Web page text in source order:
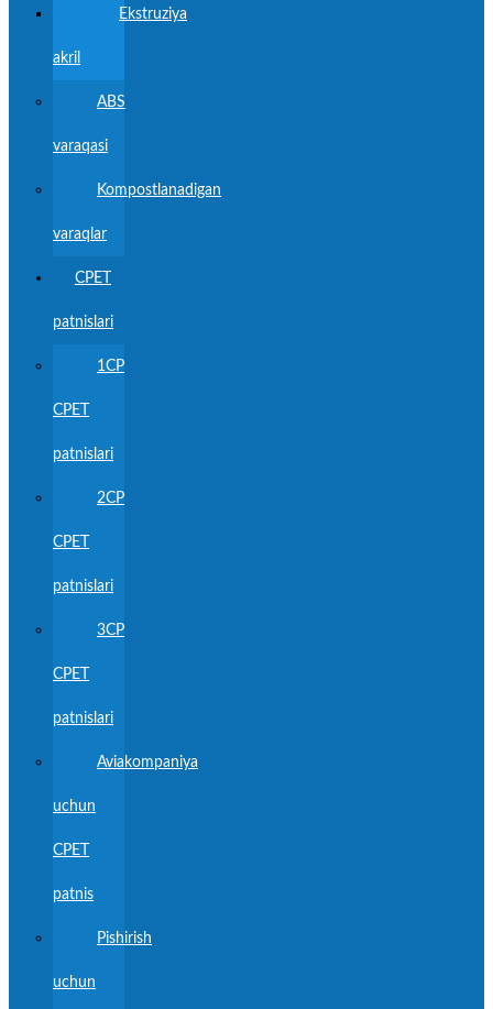
Ekstruziya
akril
ABS
varaqasi
Kompostlanadigan
varaqlar
CPET
patnislari
1CP
CPET
patnislari
2CP
CPET
patnislari
3CP
CPET
patnislari
Aviakompaniya
uchun
CPET
patnis
Pishirish
uchun